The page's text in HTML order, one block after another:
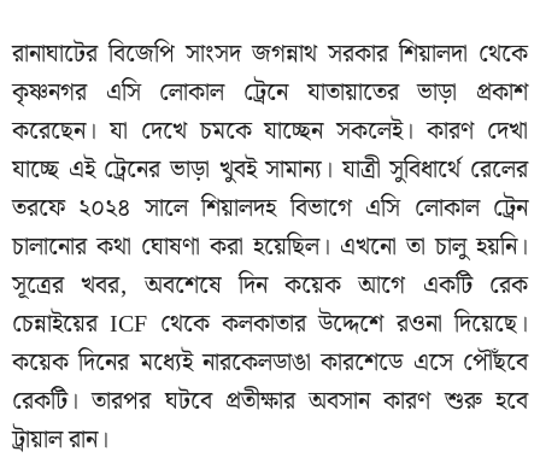
রানাঘাটের বিজেপি সাংসদ জগন্নাথ সরকার শিয়ালদা থেকে
কৃষ্ণনগর এসি লোকাল ট্রেনে যাতায়াতের ভাড়া প্রকাশ
করেছেন। যা দেখে চমকে যাচ্ছেন সকলেই। কারণ দেখা
যাচ্ছে এই ট্রেনের ভাড়া খুবই সামান্য। যাত্রী সুবিধার্থে রেলের
তরফে ২০২৪ সালে শিয়ালদহ বিভাগে এসি লোকাল ট্রেন
চালানোর কথা ঘোষণা করা হয়েছিল। এখনো তা চালু হয়নি।
সূত্রের খবর, অবশেষে দিন কয়েক আগে একটি রেক
চেন্নাইয়ের ICF থেকে কলকাতার উদ্দেশে রওনা দিয়েছে।
কয়েক দিনের মধ্যেই নারকেলডাঙা কারশেডে এসে পৌঁছবে
রেকটি। তারপর ঘটবে প্রতীক্ষার অবসান কারণ শুরু হবে
ট্রায়াল রান।